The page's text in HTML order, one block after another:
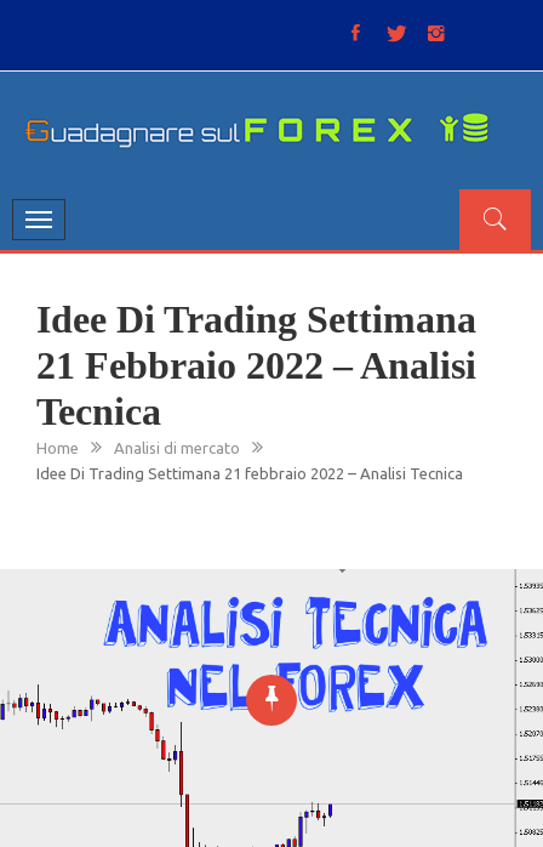
Toggle
navigation
Idee Di Trading Settimana
21 Febbraio 2022 – Analisi
Tecnica
Home
Analisi di mercato
Idee Di Trading Settimana 21 febbraio 2022 – Analisi Tecnica